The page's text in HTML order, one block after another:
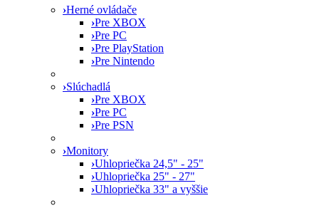
›Herné ovládače
›Pre XBOX
›Pre PC
›Pre PlayStation
›Pre Nintendo
›Slúchadlá
›Pre XBOX
›Pre PC
›Pre PSN
›Monitory
›Uhlopriečka 24,5" - 25"
›Uhlopriečka 25" - 27"
›Uhlopriečka 33" a vyššie